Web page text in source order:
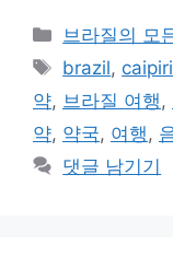
카
테
리
브라질의 모
태
그
brazil,
약, 브라질 여행 ,
약, 약국, 여행 ,
댓글 남기기